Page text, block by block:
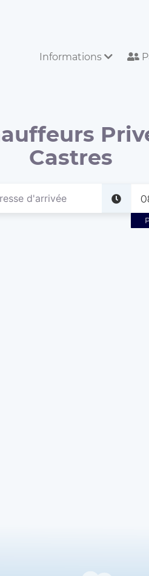
Informations
Castres